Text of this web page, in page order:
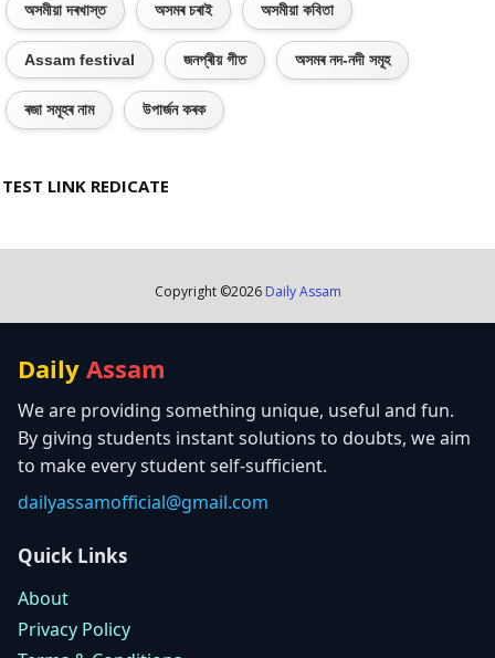
অসমীয়া দৰখাস্ত অসমৰ চৰাই অসমীয়া কবিতা
Assam festival জনপ্ৰীয় গীত অসমৰ নদ-নদী সমূহ
ৰজা সমূহৰ নাম উপাৰ্জন কৰক
TEST LINK REDICATE
Copyright ©2026 Daily Assam
Daily Assam
We are providing something unique, useful and fun.
By giving students instant solutions to doubts, we aim
to make every student self-sufficient.
dailyassamofficial@gmail.com
Quick Links
About
Privacy Policy